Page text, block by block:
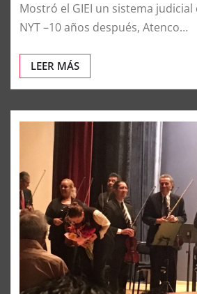
Mostró el GIEI un sistema
NYT –10 años después, Atenco…
LEER MÁS